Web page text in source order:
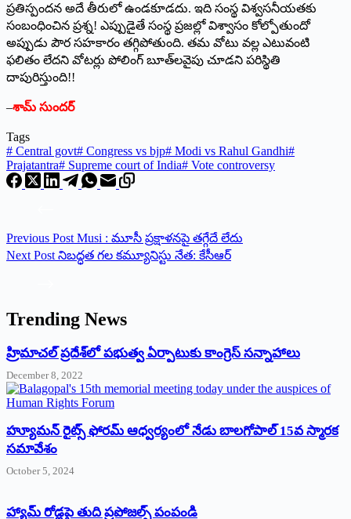
ప్ర‌తిస్పంద‌న అదే తీరులో ఉండకూడ‌దు. ఇది సంస్థ విశ్వ‌స‌నీయ‌త‌కు
సంబంధించిన ప్ర‌శ్న‌! ఎప్పుడైతే సంస్థ ప్ర‌జ‌ల్లో విశ్వాసం కోల్పోతుందో
అప్పుడు పౌర స‌హ‌కారం త‌గ్గిపోతుంది. త‌మ వోటు వ‌ల్ల ఎటువంటి
ఫ‌లితం లేద‌ని వోట‌ర్లు పోలింగ్ బూత్‌ల‌వైపు చూడ‌ని ప‌రిస్థితి
దాపురిస్తుంది!!
–శామ్ సుందర్
Tags
# Central govt# Congress vs bjp# Modi vs Rahul Gandhi#
Prajatantra# Supreme court of India# Vote controversy
Previous Post Musi : మూసీ ప్రక్షాళనపై తగ్గేదే లేదు
Next Post నిబద్ధత గల కమ్యూనిస్టు నేత: కేసీఆర్‌
Trending News
‌హ్రిమాచల్‌ ‌ప్రదేశ్‌లో పభుత్వ ఏర్పాటుకు కాంగ్రెస్‌ ‌సన్నాహాలు
December 8, 2022
హ్యూమన్‌ రైట్స్‌ ఫోరమ్‌ ఆధ్వర్యంలో నేడు బాలగోపాల్‌ 15వ స్మారక
సమావేశం
October 5, 2024
హ్యామ్‌ రోడ్లపై తుది ప్రపోజల్స్‌ పంపండి